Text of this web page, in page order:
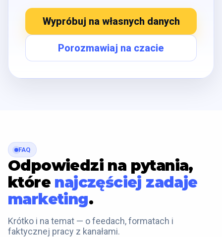
Wypróbuj na własnych danych
Porozmawiaj na czacie
FAQ
Odpowiedzi na pytania,
które najczęściej zadaje
marketing.
Krótko i na temat — o feedach, formatach i
faktycznej pracy z kanałami.